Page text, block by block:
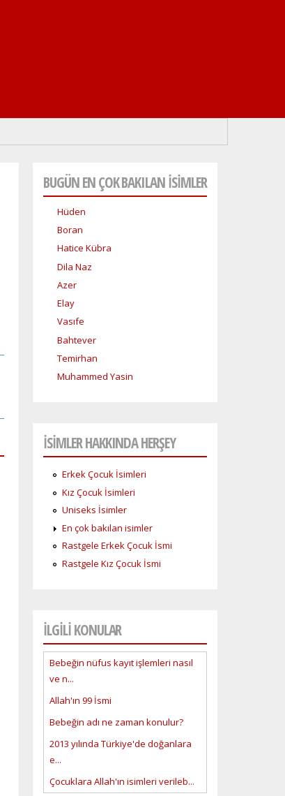
BUGÜN EN ÇOK BAKILAN İSİMLER
Hüden
Boran
Hatice Kübra
Dila Naz
Azer
Elay
Vasıfe
Bahtever
Temirhan
Muhammed Yasin
İSİMLER HAKKINDA HERŞEY
Erkek Çocuk İsimleri
Kız Çocuk İsimleri
Uniseks İsimler
En çok bakılan isimler
Rastgele Erkek Çocuk İsmi
Rastgele Kız Çocuk İsmi
İLGİLİ KONULAR
Bebeğin nüfus kayıt işlemleri nasıl
ve n...
Allah'ın 99 İsmi
Bebeğin adı ne zaman konulur?
2013 yılında Türkiye'de doğanlara
e...
Çocuklara Allah'ın isimleri verileb...